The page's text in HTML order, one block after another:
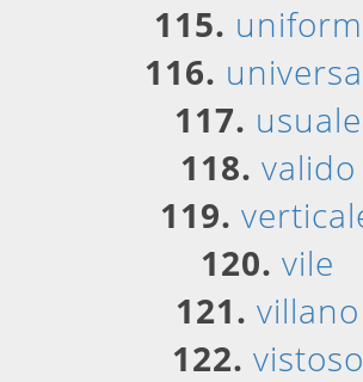
115.
116.
117. usuale
118. valido
119.
120. vile
121. villano
122. vistoso